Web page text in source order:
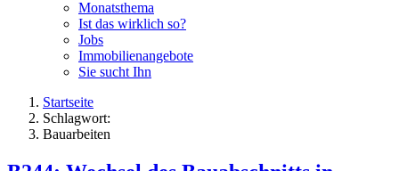
Monatsthema
Ist das wirklich so?
Jobs
Immobilienangebote
Sie sucht Ihn
Startseite
Schlagwort:
Bauarbeiten